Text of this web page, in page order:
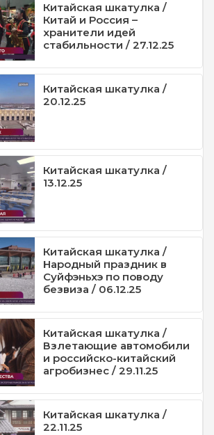
Китайская шкатулка /
Китай и Россия –
хранители идей
стабильности / 27.12.25
Китайская шкатулка /
20.12.25
Китайская шкатулка /
13.12.25
Китайская шкатулка /
Народный праздник в
Суйфэньхэ по поводу
безвиза / 06.12.25
Китайская шкатулка /
Взлетающие автомобили
и российско-китайский
агробизнес / 29.11.25
Китайская шкатулка /
22.11.25